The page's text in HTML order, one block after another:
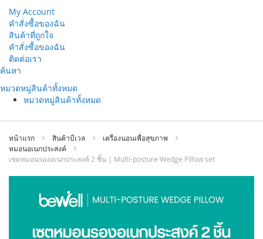
My Account
คำสั่งซื้อของฉัน
สินค้าที่ถูกใจ
คำสั่งซื้อของฉัน
ติดต่อเรา
ข้าม
ที่
เนื้อหา
ค้นหา
หมวดหมู่สินค้าทั้งหมด
หมวดหมู่สินค้าทั้งหมด
หน้าแรก สินค้าบีเวล
เครื่องนอนเพื่อสุขภาพ
หมอนอเนกประสงค์
เซตหมอนรองอเนกประสงค์ 2 ชิ้น | Multi-posture Wedge Pillow set